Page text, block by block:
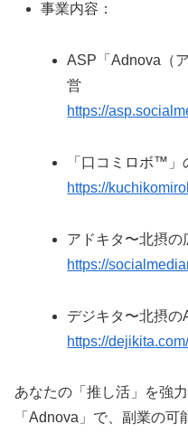
事業内容：
ASP「Adnova（
営
https://
「口コミロボ™」
https://
アドキタ〜北摂の
https://
デジキタ〜北摂の
https://
あなたの「推し活」を強
「Adnova」で、副業の